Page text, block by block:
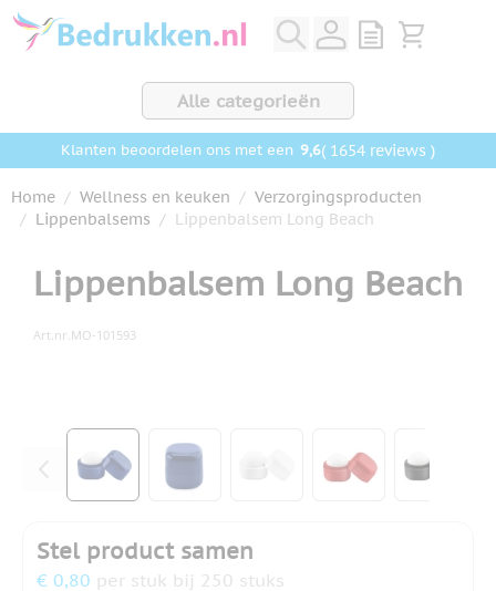
Ga naar de inhoud
View quote,
Bekijk
Alle categorieën
Klanten beoordelen ons met een 9,6( 1654 reviews )
Home / Wellness en keuken / Verzorgingsproducten
/ Lippenbalsems / Lippenbalsem Long Beach
Lippenbalsem Long Beach
Art.nr. MO-101593
View larger imageView larger image
Stel product samen
€ 0,80 per stuk bij 250 stuks